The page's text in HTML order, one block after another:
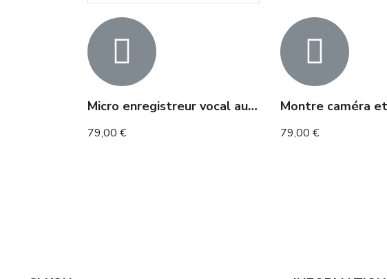
Micro enregistreur vocal autonomie 80h et 160h en détection
79,00 € 79,00 €